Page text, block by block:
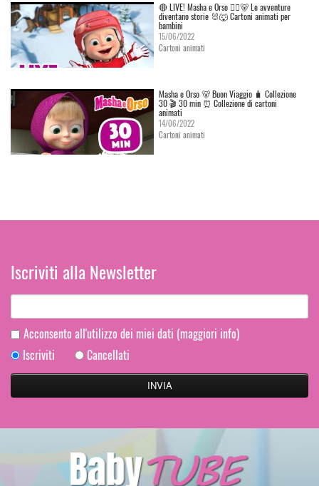
🔴 LIVE! Masha e Orso 👱‍♀️🐻 Le avventure
diventano storie 🐰🐺 Cartoni animati per
bambini
15/06/2022
Cartoni animati
Masha e Orso 🐻 Buon Viaggio 🧳 Сollezione
30 🎬 30 min ⏰ Collezione di cartoni
animati
14/06/2022
Cartoni animati
Iscriviti alla Newsletter
Acconsento all'utilizzo dei miei dati (maggiori info)
Iscriviti
Cancellati